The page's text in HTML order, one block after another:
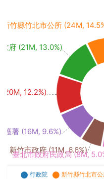
新竹縣竹北市公所 (24M,
府 (21M, 13.0%)
12.2%)
護署 (16M, 9.6%)
新竹市政府 (11M, 6.6%)
臺北市政府民政局 (8M,
行政院 新竹縣竹北市